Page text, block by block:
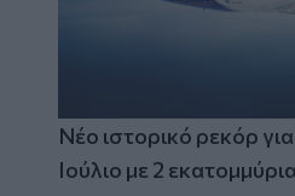
Νέο ιστορικό ρεκόρ
Ιούλιο με 2